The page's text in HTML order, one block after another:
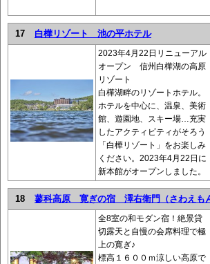
17 白樺リゾート 池の平ホテル
2023年4月22日リニューアル
オープン 信州白樺湖の高原
リゾート
白樺湖畔のリゾートホテル。
ホテルを中心に、温泉、美術
館、遊園地、スキー場…充実
したアクティビティがそろう
「白樺リゾート」をお楽しみ
ください。2023年4月22日に
新本館がオープンしました。
18 蓼科高原 寛ぎの宿 澤右衛門（さわえも
全8室の和モダン宿！絶景貸
切露天と自慢の会席料理で極
上の寛ぎ♪
標高１６００ｍ涼しい高原で